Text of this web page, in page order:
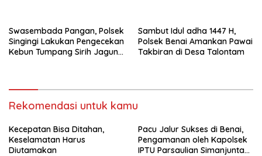
Swasembada Pangan, Polsek
Singingi Lakukan Pengecekan
Kebun Tumpang Sirih Jagung
Sambut Idul adha 1447 H,
Polsek Benai Amankan Pawai
Takbiran di Desa Talontam
Rekomendasi untuk kamu
Kecepatan Bisa Ditahan,
Keselamatan Harus
Diutamakan
Pacu Jalur Sukses di Benai,
Pengamanan oleh Kapolsek
IPTU Parsaulian Simanjuntak,